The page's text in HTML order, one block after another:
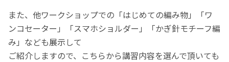
また、他ワークショップでの「はじめての編み物」「ワ
ンコセーター」「スマホショルダー」「かぎ針モチーフ編
み」なども展示して
ご紹介しますので、こちらから講習内容を選んで頂いても